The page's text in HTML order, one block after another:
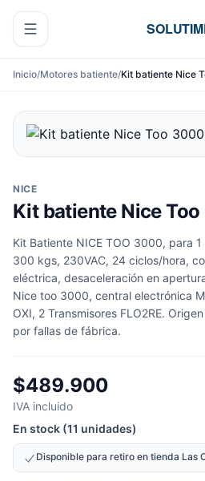
Ir al contenido
Inicio/Motores batiente/Kit batiente Nice
NICE
Kit batiente Nice
Kit Batiente NICE TOO 3000, para
300 kgs, 230VAC, 24 ciclos/hora,
eléctrica, desaceleración en
Nice too 3000, central electrónica
OXI, 2 Transmisores FLO2RE.
por fallas de fábrica.
$489.900
IVA incluido
En stock (11 unidades)
Disponible para retiro en tienda Las